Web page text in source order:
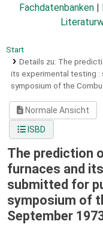
Fachdatenbanken
Start
Details zu: The
its experimental testing :
symposium of the
Normale Ansicht
ISBD
The prediction
furnaces and
submitted for
symposium of
September